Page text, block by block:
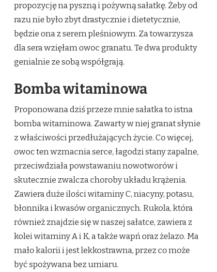
propozycję na pyszną i pożywną sałatkę. Żeby od
razu nie było zbyt drastycznie i dietetycznie,
będzie ona z serem pleśniowym. Za towarzysza
dla sera wzięłam owoc granatu. Te dwa produkty
genialnie ze sobą współgrają.
Bomba witaminowa
Proponowana dziś przeze mnie sałatka to istna
bomba witaminowa. Zawarty w niej granat słynie
z właściwości przedłużających życie. Co więcej,
owoc ten wzmacnia serce, łagodzi stany zapalne,
przeciwdziała powstawaniu nowotworów i
skutecznie zwalcza choroby układu krążenia.
Zawiera duże ilości witaminy C, niacyny, potasu,
błonnika i kwasów organicznych. Rukola, która
również znajdzie się w naszej sałatce, zawiera z
kolei witaminy A i K, a także wapń oraz żelazo. Ma
mało kalorii i jest lekkostrawna, przez co może
być spożywana bez umiaru.